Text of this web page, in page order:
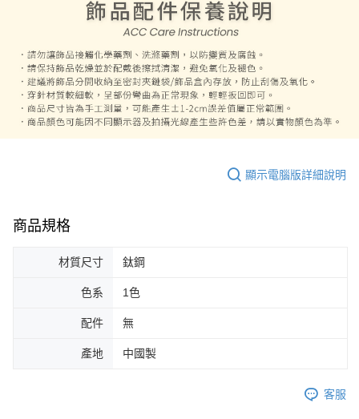
顯示電腦版詳細說明
商品規格
材質尺寸 鈦鋼
色系 1色
配件 無
產地 中國製
客服